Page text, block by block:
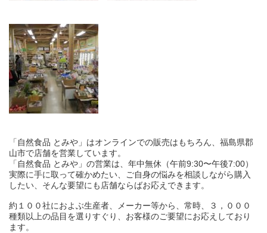
「自然食品 とみや」はオンラインでの販売はもちろん、福島県郡
山市で店舗を営業しています。
「自然食品 とみや」の営業は、年中無休（午前9:30〜午後7:00）
実際に手に取って確かめたい、ご自身の悩みを相談しながら購入
したい、そんな要望にも店舗ならばお応えできます。
約１００社におよぶ生産者、メーカー等から、常時、３，０００
種類以上の品目を選りすぐり、お客様のご要望にお応えしており
ます。